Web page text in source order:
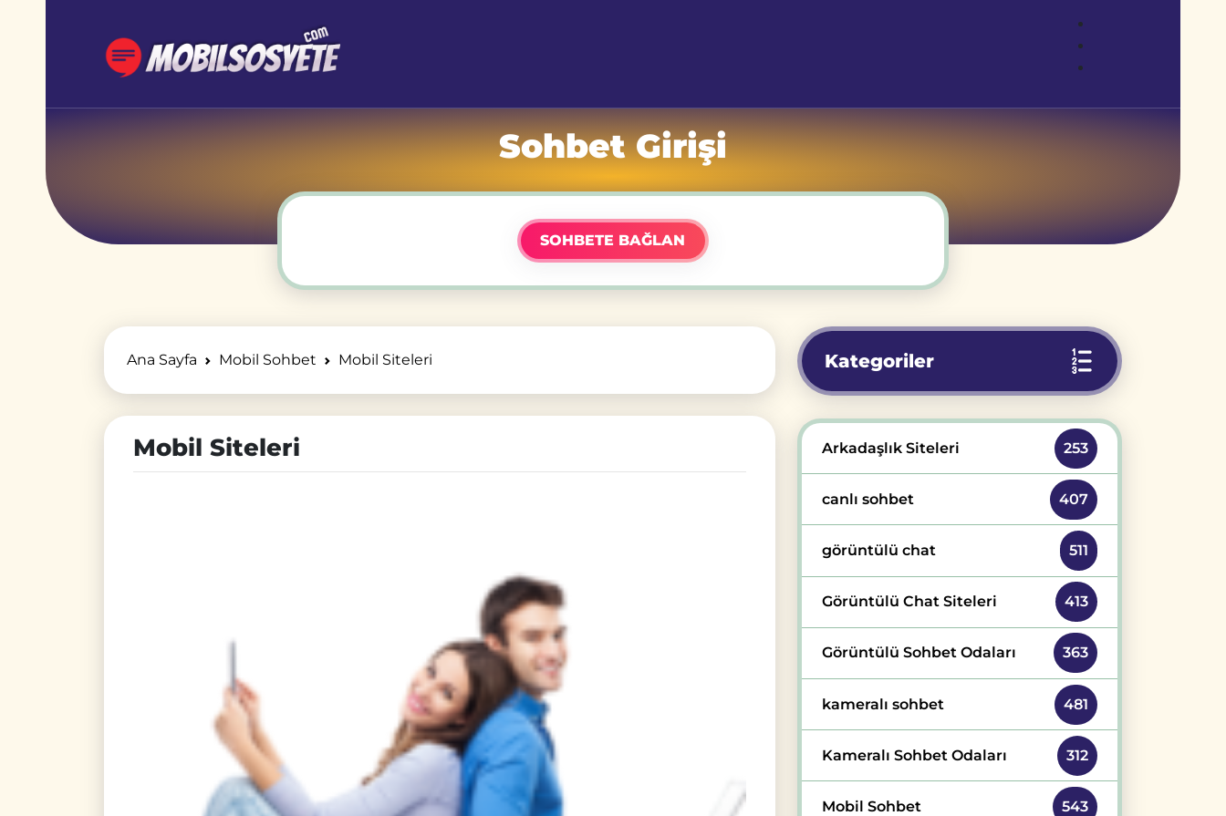
Sohbet Girişi
SOHBETE BAĞLAN
Ana Sayfa Mobil Sohbet Mobil Siteleri
Mobil Siteleri
Kategoriler
Arkadaşlık Siteleri 253
canlı sohbet 407
görüntülü chat 511
Görüntülü Chat Siteleri 413
Görüntülü Sohbet Odaları 363
kameralı sohbet 481
Kameralı Sohbet Odaları 312
Mobil Sohbet 543